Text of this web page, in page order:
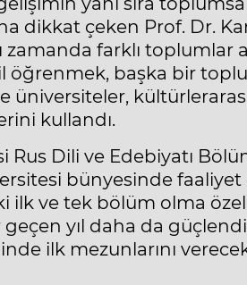
dikkat çeken Prof. Dr.
zamanda farklı toplumlar
öğrenmek, başka bir
üniversiteler,
kullandı.
Dili ve Edebiyatı
bünyesinde
ve tek bölüm olma
yıl daha da
ilk mezunlarını